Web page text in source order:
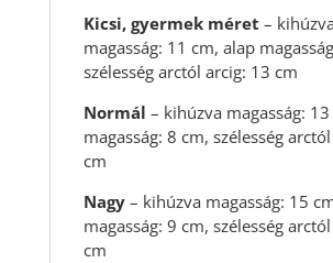
Kicsi, gyermek méret – kihúzva
magasság: 11 cm, alap
szélesség arctól arcig: 13 cm
Normál – kihúzva magasság:
magasság: 8 cm, szélesség
cm
Nagy– kihúzva magasság: 15
magasság: 9 cm, szélesség
cm